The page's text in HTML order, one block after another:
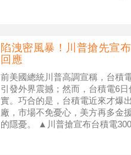
陷洩密風暴！川普搶先宣
回應
前美國總統川普高調宣稱，台積
引發外界震撼；然而，台積電6
實。巧合的是，台積電近來才爆
廠，市場不免憂心，美方再多金
的隱憂。 ▲川普搶宣布台積電